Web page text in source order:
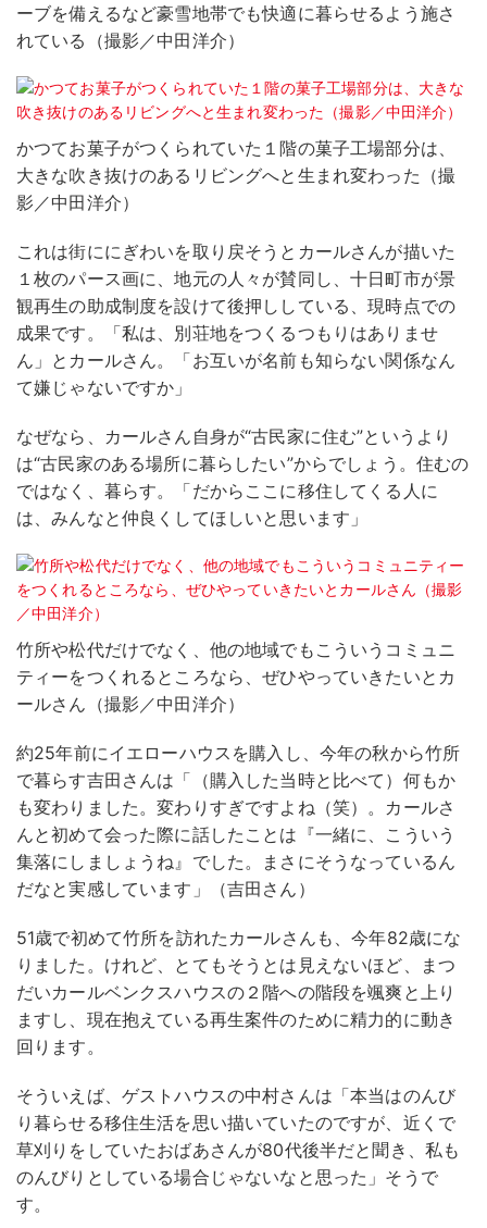
ーブを備えるなど豪雪地帯でも快適に暮らせるよう施さ
れている（撮影／中田洋介）
かつてお菓子がつくられていた１階の菓子工場部分は、
大きな吹き抜けのあるリビングへと生まれ変わった（撮
影／中田洋介）
これは街ににぎわいを取り戻そうとカールさんが描いた
１枚のパース画に、地元の人々が賛同し、十日町市が景
観再生の助成制度を設けて後押ししている、現時点での
成果です。「私は、別荘地をつくるつもりはありませ
ん」とカールさん。「お互いが名前も知らない関係なん
て嫌じゃないですか」
なぜなら、カールさん自身が“古民家に住む”というより
は“古民家のある場所に暮らしたい”からでしょう。住むの
ではなく、暮らす。「だからここに移住してくる人に
は、みんなと仲良くしてほしいと思います」
竹所や松代だけでなく、他の地域でもこういうコミュニ
ティーをつくれるところなら、ぜひやっていきたいとカ
ールさん（撮影／中田洋介）
約25年前にイエローハウスを購入し、今年の秋から竹所
で暮らす吉田さんは「（購入した当時と比べて）何もか
も変わりました。変わりすぎですよね（笑）。カールさ
んと初めて会った際に話したことは『一緒に、こういう
集落にしましょうね』でした。まさにそうなっているん
だなと実感しています」（吉田さん）
51歳で初めて竹所を訪れたカールさんも、今年82歳にな
りました。けれど、とてもそうとは見えないほど、まつ
だいカールベンクスハウスの２階への階段を颯爽と上り
ますし、現在抱えている再生案件のために精力的に動き
回ります。
そういえば、ゲストハウスの中村さんは「本当はのんび
り暮らせる移住生活を思い描いていたのですが、近くで
草刈りをしていたおばあさんが80代後半だと聞き、私も
のんびりとしている場合じゃないなと思った」そうで
す。